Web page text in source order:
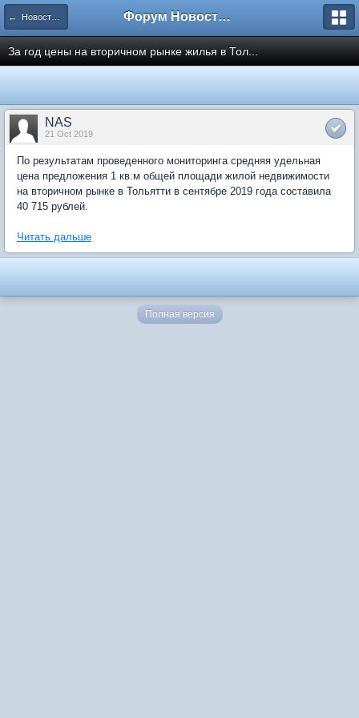
← Новости рынка недвижимости Форум Новостройки
За год цены на вторичном рынке жилья в Тол...
NAS
21 Oct 2019
По результатам проведенного мониторинга средняя удельная
цена предложения 1 кв.м общей площади жилой недвижимости
на вторичном рынке в Тольятти в сентябре 2019 года составила
40 715 рублей.
Читать дальше
Полная версия